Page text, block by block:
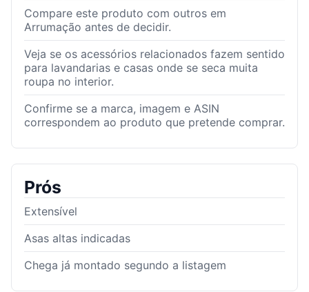
Compare este produto com outros em
Arrumação antes de decidir.
Veja se os acessórios relacionados fazem sentido
para lavandarias e casas onde se seca muita
roupa no interior.
Confirme se a marca, imagem e ASIN
correspondem ao produto que pretende comprar.
Prós
Extensível
Asas altas indicadas
Chega já montado segundo a listagem